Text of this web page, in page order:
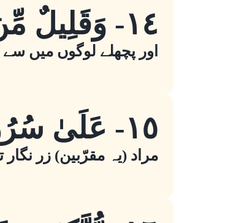
١٤- وَقَلِيلٌ مِّنَ الْآخِرِينَ
اور پچھلے لوگوں میں
١٥- عَلَىٰ سُرُرٍ مَّوْضُونَةٍ
مراد (یہ مقرّبین) زر